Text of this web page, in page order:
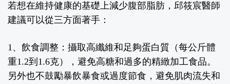
若想在維持健康的基礎上減少腹部脂肪，邱筱宸醫師
建議可以從三方面著手：
1、飲食調整： 攝取高纖維和足夠蛋白質（每公斤體
重1.2到1.6克），避免高糖和過多的精緻加工食品。
另外也不鼓勵暴飲暴食或過度節食，避免肌肉流失和